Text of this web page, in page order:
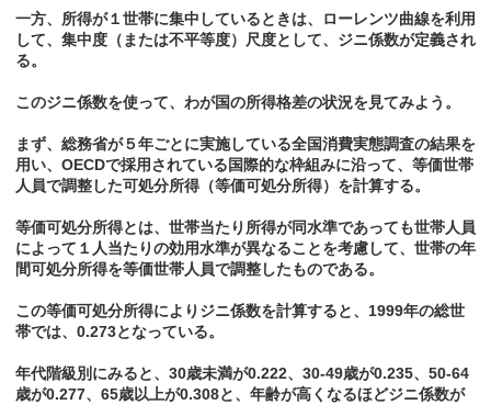
一方、所得が１世帯に集中しているときは、ローレンツ曲線を利用
して、集中度（または不平等度）尺度として、ジニ係数が定義され
る。
このジニ係数を使って、わが国の所得格差の状況を見てみよう。
まず、総務省が５年ごとに実施している全国消費実態調査の結果を
用い、OECDで採用されている国際的な枠組みに沿って、等価世帯
人員で調整した可処分所得（等価可処分所得）を計算する。
等価可処分所得とは、世帯当たり所得が同水準であっても世帯人員
によって１人当たりの効用水準が異なることを考慮して、世帯の年
間可処分所得を等価世帯人員で調整したものである。
この等価可処分所得によりジニ係数を計算すると、1999年の総世
帯では、0.273となっている。
年代階級別にみると、30歳未満が0.222、30-49歳が0.235、50-64
歳が0.277、65歳以上が0.308と、年齢が高くなるほどジニ係数が